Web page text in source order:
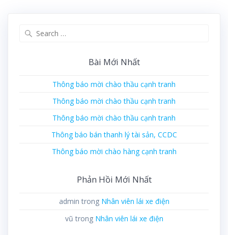
Bài Mới Nhất
Thông báo mời chào thầu cạnh tranh
Thông báo mời chào thầu cạnh tranh
Thông báo mời chào thầu cạnh tranh
Thông báo bán thanh lý tài sản, CCDC
Thông báo mời chào hàng cạnh tranh
Phản Hồi Mới Nhất
admin trong Nhân viên lái xe điện
vũ trong Nhân viên lái xe điện